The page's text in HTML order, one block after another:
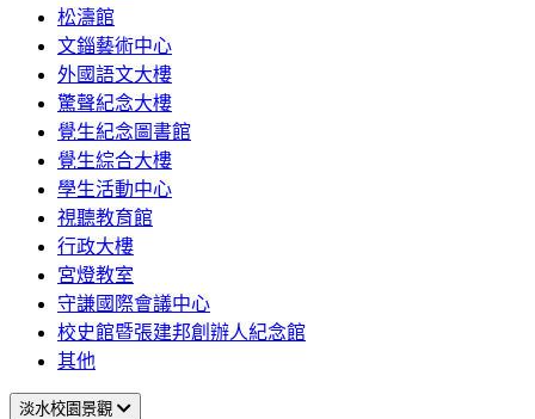
松濤館
文錙藝術中心
外國語文大樓
驚聲紀念大樓
覺生紀念圖書館
覺生綜合大樓
學生活動中心
視聽教育館
行政大樓
宮燈教室
守謙國際會議中心
校史館暨張建邦創辦人紀念館
其他
淡水校園景觀